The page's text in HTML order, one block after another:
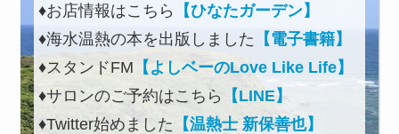
♦お店情報はこちら
【ひなたガーデン】
♦海水温熱の本を出版しました 【電子書籍】
♦スタンドFM 【よしベーのLove Like Life】
♦サロンのご予約はこちら
【LINE】
♦Twitter始めました 【温熱士 新保善也】